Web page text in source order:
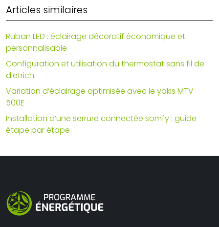
Articles similaires
Ruban LED : éclairage décoratif économique et
personnalisable
Configuration et utilisation du thermostat sans fil de
dietrich
Variation d’éclairage optimisée avec le yokis MTV
500E
Installation d’une serrure connectée somfy : guide
étape par étape